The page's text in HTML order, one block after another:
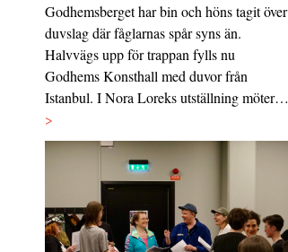
Godhemsberget har bin och höns tagit över
duvslag där fåglarnas spår syns än.
Halvvägs upp för trappan fylls nu
Godhems Konsthall med duvor från
Istanbul. I Nora Loreks utställning möter…
>